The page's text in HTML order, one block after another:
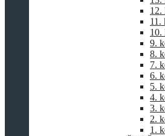
12.
11.
10.
9.
8.
7.
6.
5.
4.
3.
2.
1.